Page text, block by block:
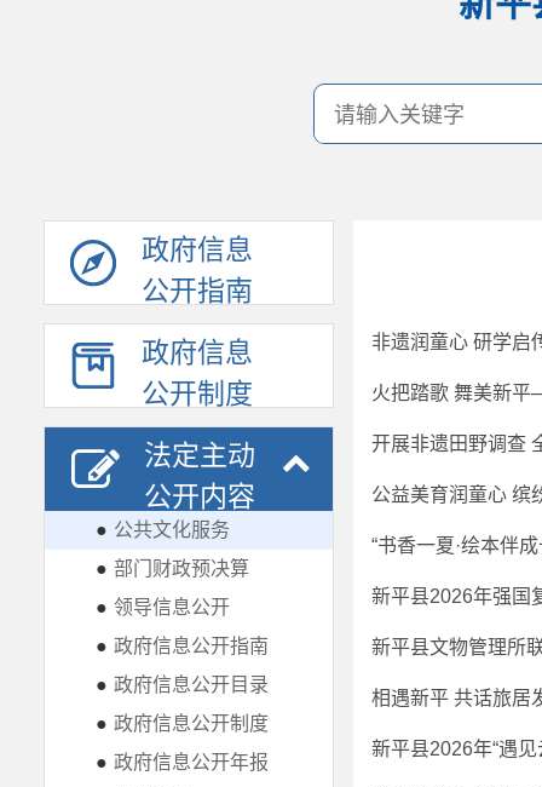
政府信息
公开指南
政府信息
公开制度
法定主动
公开内容
● 公共文化服务
● 部门财政预决算
● 领导信息公开
● 政府信息公开指南
● 政府信息公开目录
● 政府信息公开制度
● 政府信息公开年报
非遗润童心 研学
开展非遗田野调查
“书香一夏·绘本伴
相遇新平 共话旅
新平县2026年“遇